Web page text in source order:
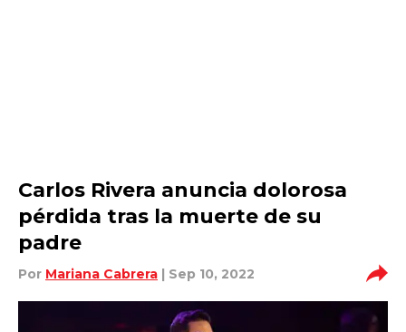
Carlos Rivera anuncia dolorosa
pérdida tras la muerte de su
padre
Por Mariana Cabrera | Sep 10, 2022